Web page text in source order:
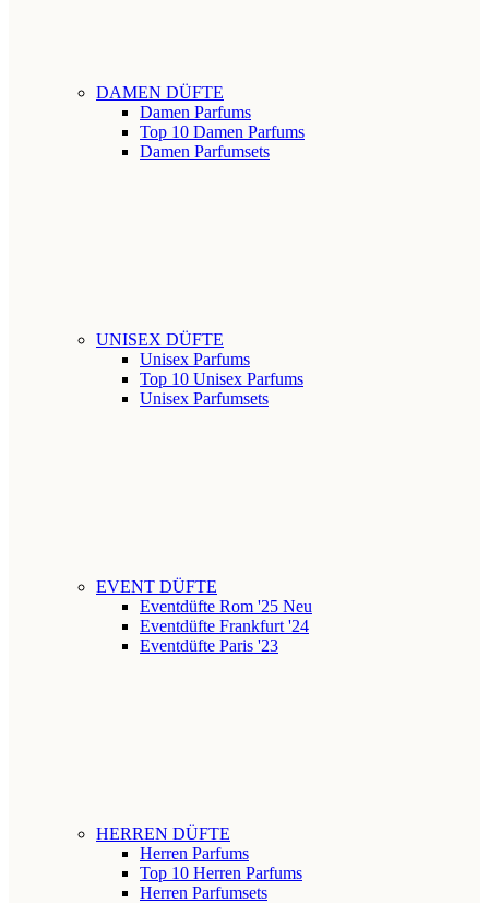
DAMEN DÜFTE
Damen Parfums
Top 10 Damen Parfums
Damen Parfumsets
UNISEX DÜFTE
Unisex Parfums
Top 10 Unisex Parfums
Unisex Parfumsets
EVENT DÜFTE
Eventdüfte Rom '25 Neu
Eventdüfte Frankfurt '24
Eventdüfte Paris '23
HERREN DÜFTE
Herren Parfums
Top 10 Herren Parfums
Herren Parfumsets